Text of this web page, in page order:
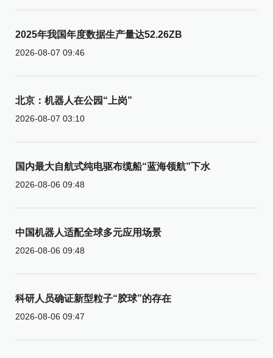
2025年我国年度数据生产量达52.26ZB
2026-08-07 09:46
北京：机器人在公园“上岗”
2026-08-07 03:10
国内最大自航式纯电驱布缆船“蓝海领航”下水
2026-08-06 09:48
中国机器人适配全球多元应用场景
2026-08-06 09:48
科研人员确证新型粒子“胶球”的存在
2026-08-06 09:47